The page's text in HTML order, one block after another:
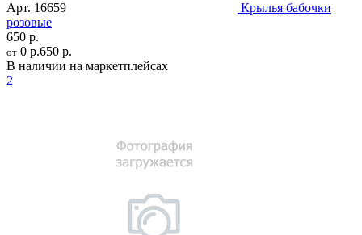
Арт. 16659
Крылья бабочки
розовые
650 р.
от 0 р.650 р.
В наличии на маркетплейсах
2